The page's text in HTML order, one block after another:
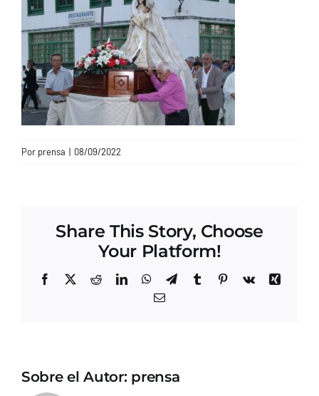
CONTACTO
Por prensa | 08/09/2022
Share This Story, Choose
Your Platform!
Facebook
X RedditLinkedInWhatsApp
TelegramTumblrPinterest
Vk
Xing
Correo
Sobre el Autor: prensa